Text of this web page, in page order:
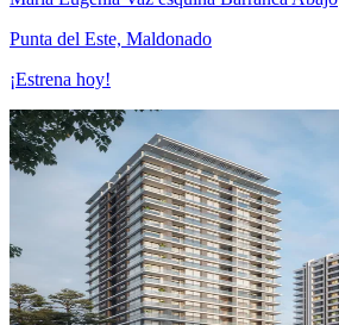
Punta del Este, Maldonado
¡Estrena hoy!